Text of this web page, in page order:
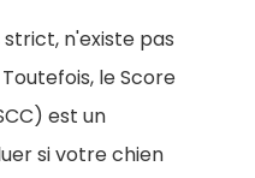
strict, n'existe pas
le Score
est un
si votre chien